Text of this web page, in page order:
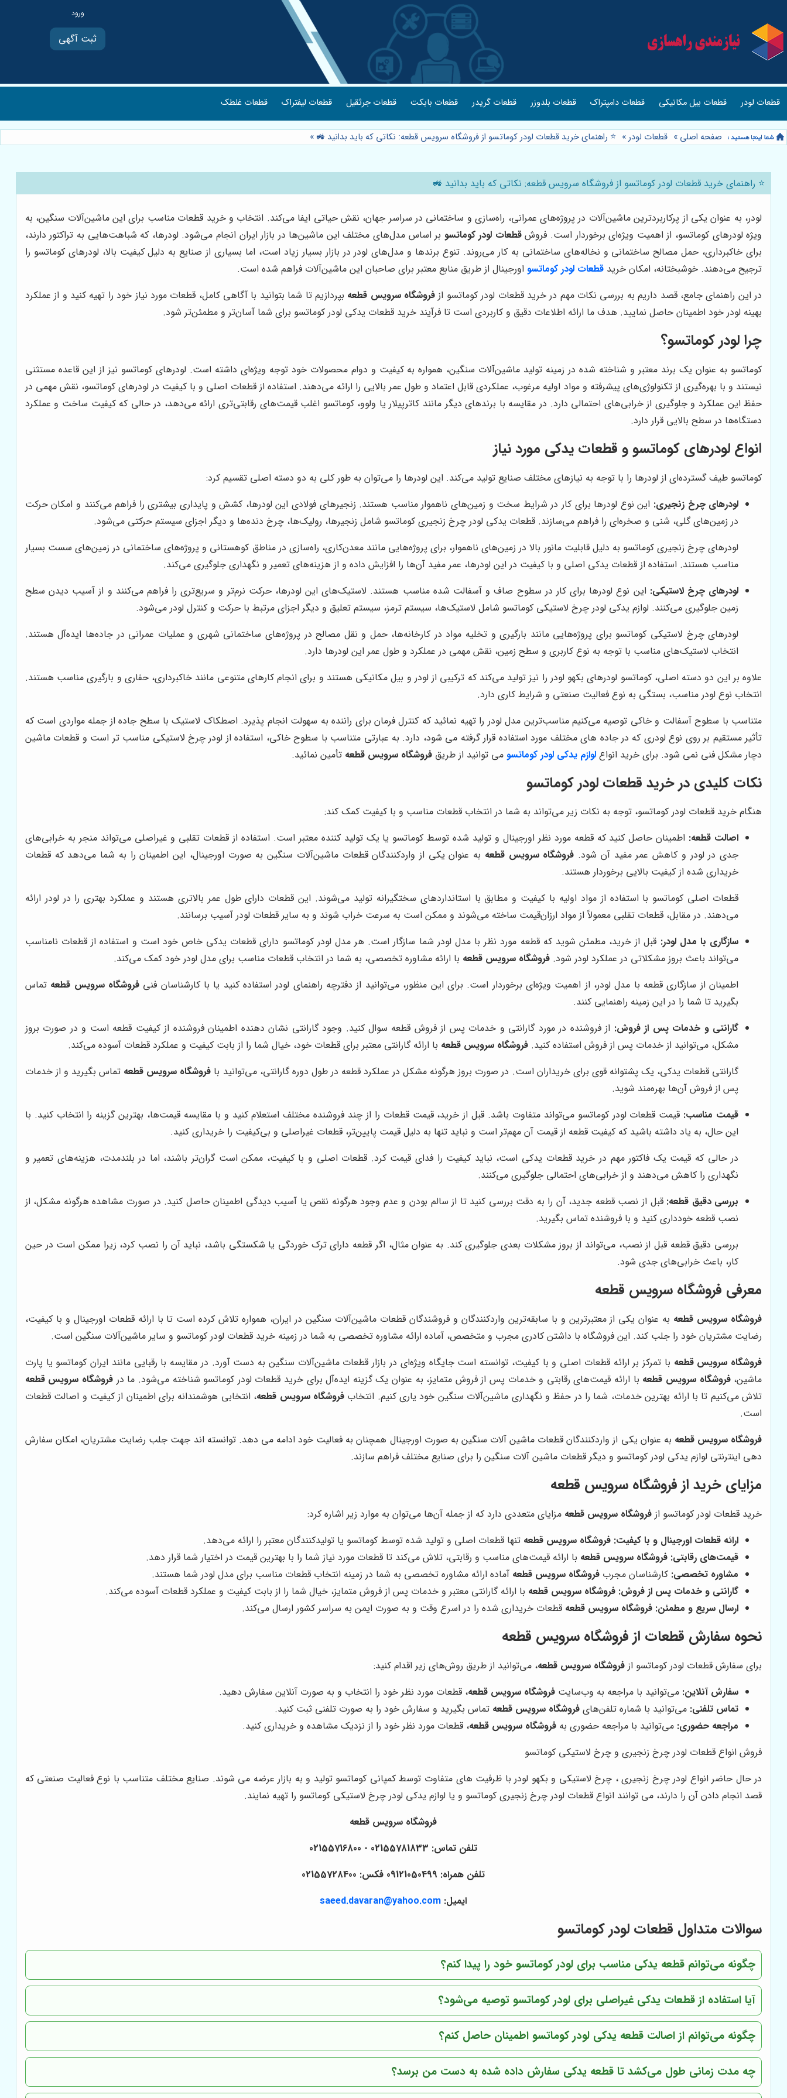
ثبت آگهی
قطعات لودر قطعات بیل مکانیکی قطعات دامپتراک قطعات بلدوزر قطعات گریدر قطعات بابکت قطعات جرثقیل قطعات لیفتراک قطعات غلطک
صفحه اصلی » قطعات لودر» ⭐️ راهنمای خرید قطعات لودر کوماتسو از فروشگاه سرویس قطعه: نکاتی که باید بدانید 🚜 »
⭐️ راهنمای خرید قطعات لودر کوماتسو از فروشگاه سرویس قطعه: نکاتی که باید بدانید 🚜
لودر، به عنوان یکی از پرکاربردترین ماشین‌آلات در پروژه‌های عمرانی، راه‌سازی و ساختمانی در سراسر جهان، نقش حیاتی ایفا می‌کند. انتخاب و خرید قطعات مناسب برای این ماشین‌آلات سنگین، به
ویژه لودرهای کوماتسو، از اهمیت ویژه‌ای برخوردار است. فروشقطعات لودر کوماتسو بر اساس مدل‌های مختلف این ماشین‌ها در بازار ایران انجام می‌شود. لودرها، که شباهت‌هایی به تراکتور دارند،
برای خاکبرداری، حمل مصالح ساختمانی و نخاله‌های ساختمانی به کار می‌روند. تنوع برندها و مدل‌های لودر در بازار بسیار زیاد است، اما بسیاری از صنایع به دلیل کیفیت بالا، لودرهای کوماتسو را
ترجیح می‌دهند. خوشبختانه، امکان خرید قطعات لودر کوماتسواورجینال از طریق منابع معتبر برای صاحبان این ماشین‌آلات فراهم شده است.
در این راهنمای جامع، قصد داریم به بررسی نکات مهم در خرید قطعات لودر کوماتسو از فروشگاه سرویس قطعه بپردازیم تا شما بتوانید با آگاهی کامل، قطعات مورد نیاز خود را تهیه کنید و از عملکرد
بهینه لودر خود اطمینان حاصل نمایید. هدف ما ارائه اطلاعات دقیق و کاربردی است تا فرآیند خرید قطعات یدکی لودر کوماتسو برای شما آسان‌تر و مطمئن‌تر شود.
چرا لودر کوماتسو؟
کوماتسو به عنوان یک برند معتبر و شناخته شده در زمینه تولید ماشین‌آلات سنگین، همواره به کیفیت و دوام محصولات خود توجه ویژه‌ای داشته است. لودرهای کوماتسو نیز از این قاعده مستثنی
نیستند و با بهره‌گیری از تکنولوژی‌های پیشرفته و مواد اولیه مرغوب، عملکردی قابل اعتماد و طول عمر بالایی را ارائه می‌دهند. استفاده از قطعات اصلی و با کیفیت در لودرهای کوماتسو، نقش مهمی در
حفظ این عملکرد و جلوگیری از خرابی‌های احتمالی دارد. در مقایسه با برندهای دیگر مانند کاترپیلار یا ولوو، کوماتسو اغلب قیمت‌های رقابتی‌تری ارائه می‌دهد، در حالی که کیفیت ساخت و عملکرد
دستگاه‌ها در سطح بالایی قرار دارد.
انواع لودرهای کوماتسو و قطعات یدکی مورد نیاز
کوماتسو طیف گسترده‌ای از لودرها را با توجه به نیازهای مختلف صنایع تولید می‌کند. این لودرها را می‌توان به طور کلی به دو دسته اصلی تقسیم کرد:
لودرهای چرخ زنجیری: این نوع لودرها برای کار در شرایط سخت و زمین‌های ناهموار مناسب هستند. زنجیرهای فولادی این لودرها، کشش و پایداری بیشتری را فراهم می‌کنند و امکان حرکت
در زمین‌های گلی، شنی و صخره‌ای را فراهم می‌سازند. قطعات یدکی لودر چرخ زنجیری کوماتسو شامل زنجیرها، رولیک‌ها، چرخ دنده‌ها و دیگر اجزای سیستم حرکتی می‌شود.
لودرهای چرخ زنجیری کوماتسو به دلیل قابلیت مانور بالا در زمین‌های ناهموار، برای پروژه‌هایی مانند معدن‌کاری، راه‌سازی در مناطق کوهستانی و پروژه‌های ساختمانی در زمین‌های سست بسیار
مناسب هستند. استفاده از قطعات یدکی اصلی و با کیفیت در این لودرها، عمر مفید آن‌ها را افزایش داده و از هزینه‌های تعمیر و نگهداری جلوگیری می‌کند.
لودرهای چرخ لاستیکی: این نوع لودرها برای کار در سطوح صاف و آسفالت شده مناسب هستند. لاستیک‌های این لودرها، حرکت نرم‌تر و سریع‌تری را فراهم می‌کنند و از آسیب دیدن سطح
زمین جلوگیری می‌کنند. لوازم یدکی لودر چرخ لاستیکی کوماتسو شامل لاستیک‌ها، سیستم ترمز، سیستم تعلیق و دیگر اجزای مرتبط با حرکت و کنترل لودر می‌شود.
لودرهای چرخ لاستیکی کوماتسو برای پروژه‌هایی مانند بارگیری و تخلیه مواد در کارخانه‌ها، حمل و نقل مصالح در پروژه‌های ساختمانی شهری و عملیات عمرانی در جاده‌ها ایده‌آل هستند.
انتخاب لاستیک‌های مناسب با توجه به نوع کاربری و سطح زمین، نقش مهمی در عملکرد و طول عمر این لودرها دارد.
علاوه بر این دو دسته اصلی، کوماتسو لودرهای بکهو لودر را نیز تولید می‌کند که ترکیبی از لودر و بیل مکانیکی هستند و برای انجام کارهای متنوعی مانند خاکبرداری، حفاری و بارگیری مناسب هستند.
انتخاب نوع لودر مناسب، بستگی به نوع فعالیت صنعتی و شرایط کاری دارد.
متناسب با سطوح آسفالت و خاکی توصیه می‌کنیم مناسب‌ترین مدل لودر را تهیه نمائید که کنترل فرمان برای راننده به سهولت انجام پذیرد. اصطکاک لاستیک با سطح جاده از جمله مواردی است که
تأثیر مستقیم بر روی نوع لودری که در جاده های مختلف مورد استفاده قرار گرفته می شود، دارد. به عبارتی متناسب با سطوح خاکی، استفاده از لودر چرخ لاستیکی مناسب تر است و قطعات ماشین
دچار مشکل فنی نمی شود. برای خرید انواع لوازم یدکی لودر کوماتسو می توانید از طریق فروشگاه سرویس قطعه تأمین نمائید.
نکات کلیدی در خرید قطعات لودر کوماتسو
هنگام خرید قطعات لودر کوماتسو، توجه به نکات زیر می‌تواند به شما در انتخاب قطعات مناسب و با کیفیت کمک کند:
اصالت قطعه: اطمینان حاصل کنید که قطعه مورد نظر اورجینال و تولید شده توسط کوماتسو یا یک تولید کننده معتبر است. استفاده از قطعات تقلبی و غیراصلی می‌تواند منجر به خرابی‌های
جدی در لودر و کاهش عمر مفید آن شود. فروشگاه سرویس قطعه به عنوان یکی از واردکنندگان قطعات ماشین‌آلات سنگین به صورت اورجینال، این اطمینان را به شما می‌دهد که قطعات
خریداری شده از کیفیت بالایی برخوردار هستند.
قطعات اصلی کوماتسو با استفاده از مواد اولیه با کیفیت و مطابق با استانداردهای سختگیرانه تولید می‌شوند. این قطعات دارای طول عمر بالاتری هستند و عملکرد بهتری را در لودر ارائه
می‌دهند. در مقابل، قطعات تقلبی معمولاً از مواد ارزان‌قیمت ساخته می‌شوند و ممکن است به سرعت خراب شوند و به سایر قطعات لودر آسیب برسانند.
سازگاری با مدل لودر: قبل از خرید، مطمئن شوید که قطعه مورد نظر با مدل لودر شما سازگار است. هر مدل لودر کوماتسو دارای قطعات یدکی خاص خود است و استفاده از قطعات نامناسب
می‌تواند باعث بروز مشکلاتی در عملکرد لودر شود. فروشگاه سرویس قطعه با ارائه مشاوره تخصصی، به شما در انتخاب قطعات مناسب برای مدل لودر خود کمک می‌کند.
اطمینان از سازگاری قطعه با مدل لودر، از اهمیت ویژه‌ای برخوردار است. برای این منظور، می‌توانید از دفترچه راهنمای لودر استفاده کنید یا با کارشناسان فنیفروشگاه سرویس قطعه تماس
بگیرید تا شما را در این زمینه راهنمایی کنند.
گارانتی و خدمات پس از فروش: از فروشنده در مورد گارانتی و خدمات پس از فروش قطعه سوال کنید. وجود گارانتی نشان دهنده اطمینان فروشنده از کیفیت قطعه است و در صورت بروز
مشکل، می‌توانید از خدمات پس از فروش استفاده کنید. فروشگاه سرویس قطعه با ارائه گارانتی معتبر برای قطعات خود، خیال شما را از بابت کیفیت و عملکرد قطعات آسوده می‌کند.
گارانتی قطعات یدکی، یک پشتوانه قوی برای خریداران است. در صورت بروز هرگونه مشکل در عملکرد قطعه در طول دوره گارانتی، می‌توانید با فروشگاه سرویس قطعه تماس بگیرید و از خدمات
پس از فروش آن‌ها بهره‌مند شوید.
قیمت مناسب: قیمت قطعات لودر کوماتسو می‌تواند متفاوت باشد. قبل از خرید، قیمت قطعات را از چند فروشنده مختلف استعلام کنید و با مقایسه قیمت‌ها، بهترین گزینه را انتخاب کنید. با
این حال، به یاد داشته باشید که کیفیت قطعه از قیمت آن مهم‌تر است و نباید تنها به دلیل قیمت پایین‌تر، قطعات غیراصلی و بی‌کیفیت را خریداری کنید.
در حالی که قیمت یک فاکتور مهم در خرید قطعات یدکی است، نباید کیفیت را فدای قیمت کرد. قطعات اصلی و با کیفیت، ممکن است گران‌تر باشند، اما در بلندمدت، هزینه‌های تعمیر و
نگهداری را کاهش می‌دهند و از خرابی‌های احتمالی جلوگیری می‌کنند.
بررسی دقیق قطعه: قبل از نصب قطعه جدید، آن را به دقت بررسی کنید تا از سالم بودن و عدم وجود هرگونه نقص یا آسیب دیدگی اطمینان حاصل کنید. در صورت مشاهده هرگونه مشکل، از
نصب قطعه خودداری کنید و با فروشنده تماس بگیرید.
بررسی دقیق قطعه قبل از نصب، می‌تواند از بروز مشکلات بعدی جلوگیری کند. به عنوان مثال، اگر قطعه دارای ترک خوردگی یا شکستگی باشد، نباید آن را نصب کرد، زیرا ممکن است در حین
کار، باعث خرابی‌های جدی شود.
معرفی فروشگاه سرویس قطعه
فروشگاه سرویس قطعه به عنوان یکی از معتبرترین و با سابقه‌ترین واردکنندگان و فروشندگان قطعات ماشین‌آلات سنگین در ایران، همواره تلاش کرده است تا با ارائه قطعات اورجینال و با کیفیت،
رضایت مشتریان خود را جلب کند. این فروشگاه با داشتن کادری مجرب و متخصص، آماده ارائه مشاوره تخصصی به شما در زمینه خرید قطعات لودر کوماتسو و سایر ماشین‌آلات سنگین است.
فروشگاه سرویس قطعه با تمرکز بر ارائه قطعات اصلی و با کیفیت، توانسته است جایگاه ویژه‌ای در بازار قطعات ماشین‌آلات سنگین به دست آورد. در مقایسه با رقبایی مانند ایران کوماتسو یا پارت
ماشین،فروشگاه سرویس قطعه با ارائه قیمت‌های رقابتی و خدمات پس از فروش متمایز، به عنوان یک گزینه ایده‌آل برای خرید قطعات لودر کوماتسو شناخته می‌شود. ما در فروشگاه سرویس قطعه
تلاش می‌کنیم تا با ارائه بهترین خدمات، شما را در حفظ و نگهداری ماشین‌آلات سنگین خود یاری کنیم. انتخاب فروشگاه سرویس قطعه، انتخابی هوشمندانه برای اطمینان از کیفیت و اصالت قطعات
است.
فروشگاه سرویس قطعه به عنوان یکی از واردکنندگان قطعات ماشین آلات سنگین به صورت اورجینال همچنان به فعالیت خود ادامه می دهد. توانسته اند جهت جلب رضایت مشتریان، امکان سفارش
دهی اینترنتی لوازم یدکی لودر کوماتسو و دیگر قطعات ماشین آلات سنگین را برای صنایع مختلف فراهم سازند.
مزایای خرید از فروشگاه سرویس قطعه
خرید قطعات لودر کوماتسو از فروشگاه سرویس قطعه مزایای متعددی دارد که از جمله آن‌ها می‌توان به موارد زیر اشاره کرد:
ارائه قطعات اورجینال و با کیفیت: فروشگاه سرویس قطعه تنها قطعات اصلی و تولید شده توسط کوماتسو یا تولیدکنندگان معتبر را ارائه می‌دهد.
قیمت‌های رقابتی: فروشگاه سرویس قطعه با ارائه قیمت‌های مناسب و رقابتی، تلاش می‌کند تا قطعات مورد نیاز شما را با بهترین قیمت در اختیار شما قرار دهد.
مشاوره تخصصی: کارشناسان مجرب فروشگاه سرویس قطعه آماده ارائه مشاوره تخصصی به شما در زمینه انتخاب قطعات مناسب برای مدل لودر شما هستند.
گارانتی و خدمات پس از فروش: فروشگاه سرویس قطعه با ارائه گارانتی معتبر و خدمات پس از فروش متمایز، خیال شما را از بابت کیفیت و عملکرد قطعات آسوده می‌کند.
ارسال سریع و مطمئن: فروشگاه سرویس قطعه قطعات خریداری شده را در اسرع وقت و به صورت ایمن به سراسر کشور ارسال می‌کند.
نحوه سفارش قطعات از فروشگاه سرویس قطعه
برای سفارش قطعات لودر کوماتسو از فروشگاه سرویس قطعه، می‌توانید از طریق روش‌های زیر اقدام کنید:
سفارش آنلاین: می‌توانید با مراجعه به وب‌سایت فروشگاه سرویس قطعه، قطعات مورد نظر خود را انتخاب و به صورت آنلاین سفارش دهید.
تماس تلفنی: می‌توانید با شماره تلفن‌های فروشگاه سرویس قطعه تماس بگیرید و سفارش خود را به صورت تلفنی ثبت کنید.
مراجعه حضوری: می‌توانید با مراجعه حضوری به فروشگاه سرویس قطعه، قطعات مورد نظر خود را از نزدیک مشاهده و خریداری کنید.
فروش انواع قطعات لودر چرخ زنجیری و چرخ لاستیکی کوماتسو
در حال حاضر انواع لودر چرخ زنجیری ، چرخ لاستیکی و بکهو لودر با ظرفیت های متفاوت توسط کمپانی کوماتسو تولید و به بازار عرضه می شوند. صنایع مختلف متناسب با نوع فعالیت صنعتی که
قصد انجام دادن آن را دارند، می توانند انواع قطعات لودر چرخ زنجیری کوماتسو و یا لوازم یدکی لودر چرخ لاستیکی کوماتسو را تهیه نمایند.
فروشگاه سرویس قطعه
تلفن تماس: 02155781833 - 02155716800
تلفن همراه: 09121050499 فکس: 02155728400
ایمیل: saeed.davaran@yahoo.com
سوالات متداول قطعات لودر کوماتسو
چگونه می‌توانم قطعه یدکی مناسب برای لودر کوماتسو خود را پیدا کنم؟
آیا استفاده از قطعات یدکی غیراصلی برای لودر کوماتسو توصیه می‌شود؟
چگونه می‌توانم از اصالت قطعه یدکی لودر کوماتسو اطمینان حاصل کنم؟
چه مدت زمانی طول می‌کشد تا قطعه یدکی سفارش داده شده به دست من برسد؟